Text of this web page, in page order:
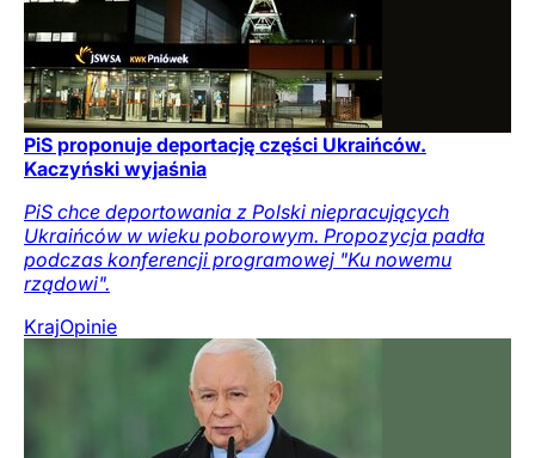
PiS proponuje deportację części Ukraińców.
Kaczyński wyjaśnia
PiS chce deportowania z Polski niepracujących
Ukraińców w wieku poborowym. Propozycja padła
podczas konferencji programowej "Ku nowemu
rządowi".
KrajOpinie